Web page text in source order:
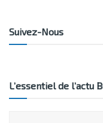
Suivez-Nous
L’essentiel de l’actu